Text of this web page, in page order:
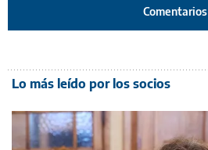
Comentarios
Lo más leído por los socios